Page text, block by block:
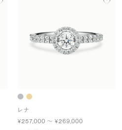
レナ
¥257,000 〜 ¥269,000